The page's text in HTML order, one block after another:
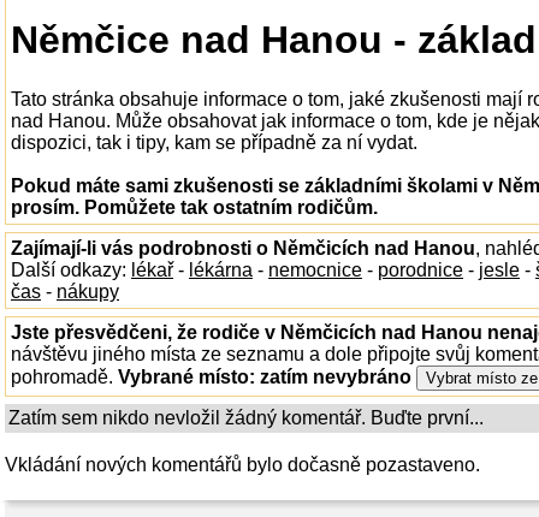
Němčice nad Hanou -
Tato stránka obsahuje informace o tom, jaké zkušenosti mají
nad Hanou. Může obsahovat jak informace o tom, kde je
dispozici, tak i tipy, kam se případně za ní vydat.
Pokud máte sami zkušenosti se základními školami v
prosím. Pomůžete tak ostatním rodičům.
Zajímají-li vás podrobnosti o Němčicích nad Hanou,
Další odkazy: lékař - lékárna - nemocnice - porodnice - jesle -
čas - nákupy
Jste přesvědčeni, že rodiče v Němčicích nad Hanou
návštěvu jiného místa ze seznamu a dole připojte svůj
pohromadě. Vybrané místo: zatím nevybráno
Zatím sem nikdo nevložil žádný komentář. Buďte první...
Vkládání nových komentářů bylo dočasně pozastaveno.